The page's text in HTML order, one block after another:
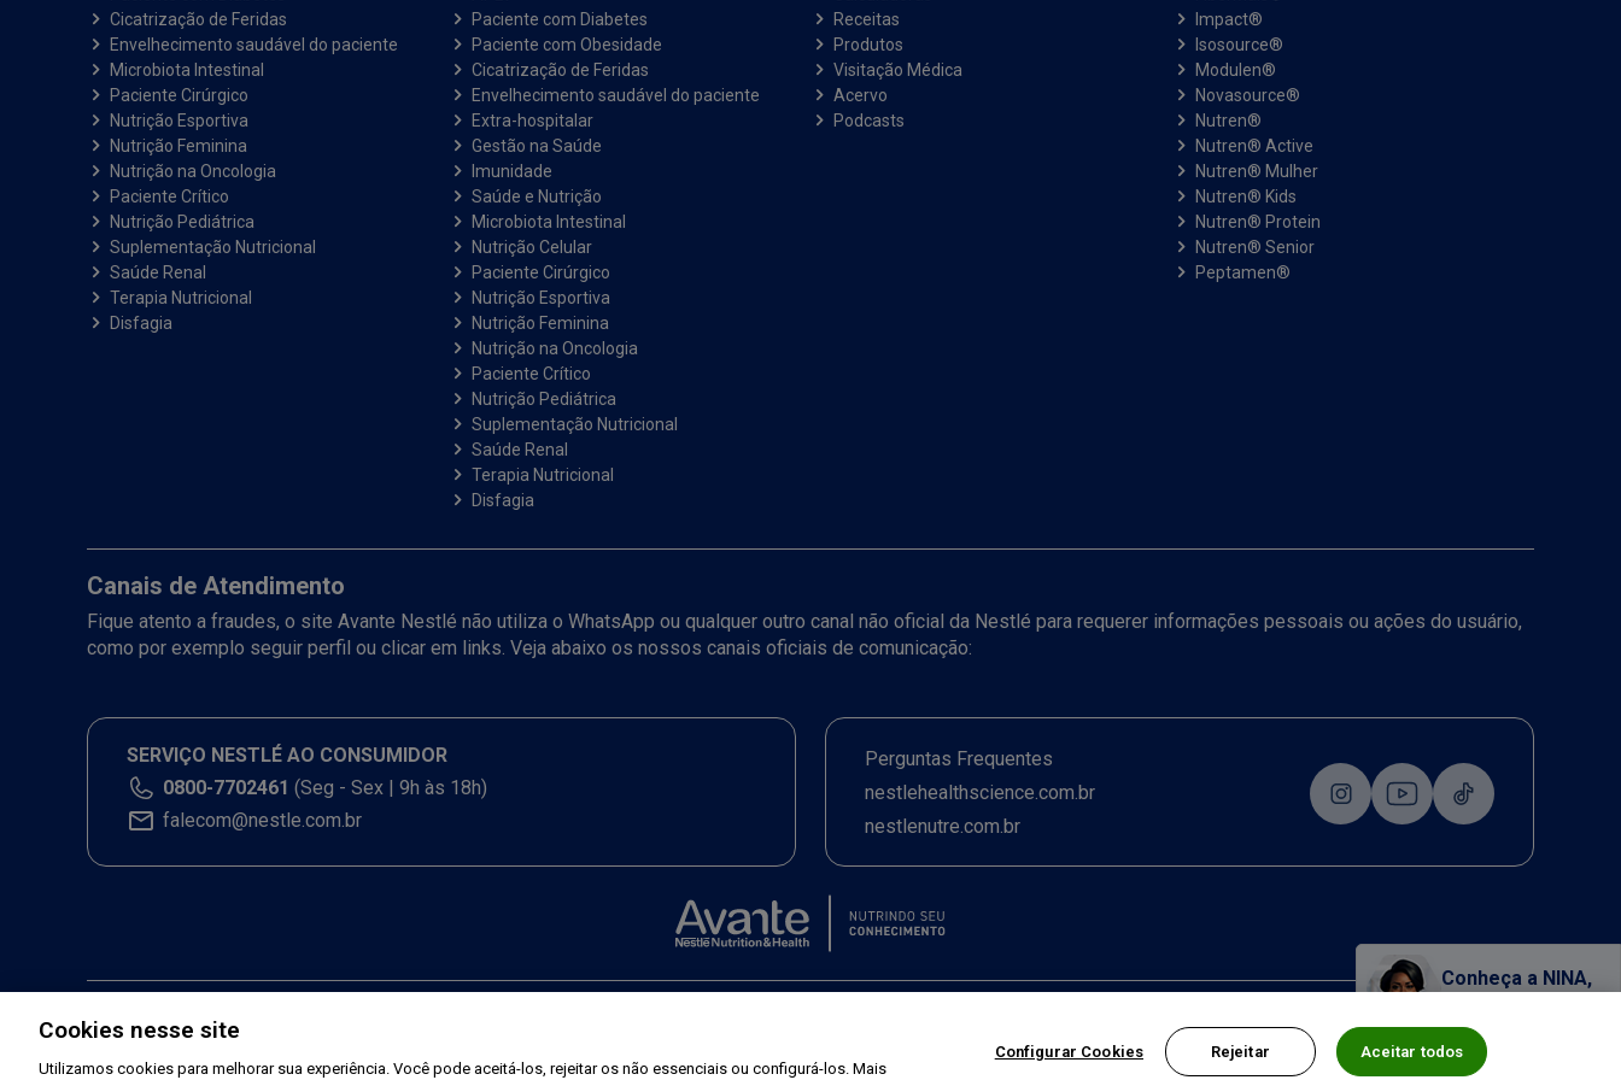
Conheça a NINA,
Cicatrização de Feridas
Envelhecimento saudável do paciente
Microbiota Intestinal
Paciente Cirúrgico
Nutrição Esportiva
Nutrição Feminina
Nutrição na Oncologia
Paciente Crítico
Nutrição Pediátrica
Suplementação Nutricional
Saúde Renal
Terapia Nutricional
Disfagia
Paciente com Diabetes
Paciente com Obesidade
Cicatrização de Feridas
Envelhecimento saudável do paciente
Extra-hospitalar
Gestão na Saúde
Imunidade
Saúde e Nutrição
Microbiota Intestinal
Nutrição Celular
Paciente Cirúrgico
Nutrição Esportiva
Nutrição Feminina
Nutrição na Oncologia
Paciente Crítico
Nutrição Pediátrica
Suplementação Nutricional
Saúde Renal
Terapia Nutricional
Disfagia
Receitas
Produtos
Visitação Médica
Acervo
Podcasts
Impact®
Isosource®
Modulen®
Novasource®
Nutren®
Nutren® Active
Nutren® Mulher
Nutren® Kids
Nutren® Protein
Nutren® Senior
Peptamen®
Canais de Atendimento
Fique atento a fraudes, o site Avante Nestlé não utiliza o WhatsApp ou qualquer outro canal não oficial da Nestlé para requerer informações pessoais ou ações do usuário,
como por exemplo seguir perfil ou clicar em links. Veja abaixo os nossos canais oficiais de comunicação:
SERVIÇO NESTLÉ AO CONSUMIDOR
0800-7702461 (Seg - Sex | 9h às 18h)
falecom@nestle.com.br
Perguntas Frequentes
nestlehealthscience.com.br
nestlenutre.com.br
Cookies nesse site
Utilizamos cookies para melhorar sua experiência. Você pode aceitá-los, rejeitar os não essenciais ou configurá-los. Mais
Configurar Cookies Rejeitar Aceitar todos